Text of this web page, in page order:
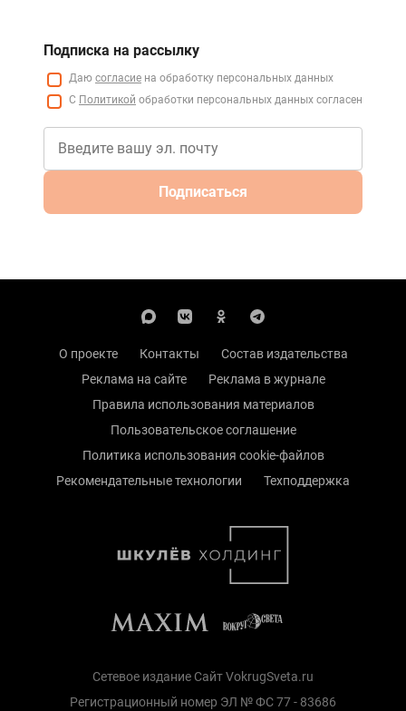
Подписка на рассылку
Даю согласие на обработку персональных данных
С Политикой обработки персональных данных согласен
Подписаться
О проекте Контакты
Состав издательства
Реклама на сайте
Реклама в журнале
Правила использования материалов
Пользовательское соглашение
Политика использования cookie-файлов
Рекомендательные технологии
Техподдержка
Сетевое издание Сайт VokrugSveta.ru
Регистрационный номер ЭЛ № ФС 77 - 83686